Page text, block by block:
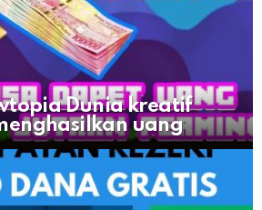
Dunia kreatif
uang